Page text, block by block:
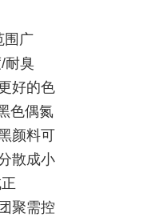
围广
耐臭
好的色
色偶氮
颜料可
散成小
聚需控